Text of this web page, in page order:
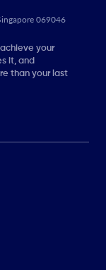
069046
your
it, and
than your last